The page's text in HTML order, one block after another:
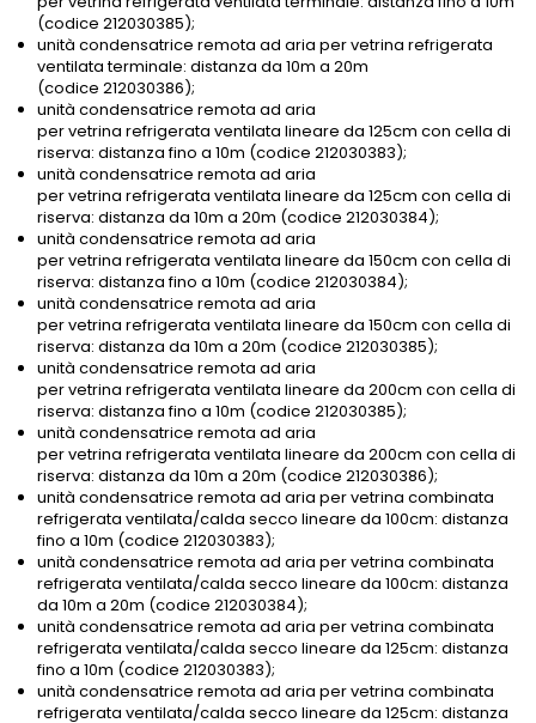
(codice 212030385);
unità condensatrice remota ad aria per vetrina refrigerata
ventilata terminale: distanza da 10m a 20m
(codice 212030386);
unità condensatrice remota ad aria
per vetrina refrigerata ventilata lineare da 125cm con cella di
riserva: distanza fino a 10m (codice 212030383);
unità condensatrice remota ad aria
per vetrina refrigerata ventilata lineare da 125cm con cella di
riserva: distanza da 10m a 20m (codice 212030384);
unità condensatrice remota ad aria
per vetrina refrigerata ventilata lineare da 150cm con cella di
riserva: distanza fino a 10m (codice 212030384);
unità condensatrice remota ad aria
per vetrina refrigerata ventilata lineare da 150cm con cella di
riserva: distanza da 10m a 20m (codice 212030385);
unità condensatrice remota ad aria
per vetrina refrigerata ventilata lineare da 200cm con cella di
riserva: distanza fino a 10m (codice 212030385);
unità condensatrice remota ad aria
per vetrina refrigerata ventilata lineare da 200cm con cella di
riserva: distanza da 10m a 20m (codice 212030386);
unità condensatrice remota ad aria per vetrina combinata
refrigerata ventilata/calda secco lineare da 100cm: distanza
fino a 10m (codice 212030383);
unità condensatrice remota ad aria per vetrina combinata
refrigerata ventilata/calda secco lineare da 100cm: distanza
da 10m a 20m (codice 212030384);
unità condensatrice remota ad aria per vetrina combinata
refrigerata ventilata/calda secco lineare da 125cm: distanza
fino a 10m (codice 212030383);
unità condensatrice remota ad aria per vetrina combinata
refrigerata ventilata/calda secco lineare da 125cm: distanza